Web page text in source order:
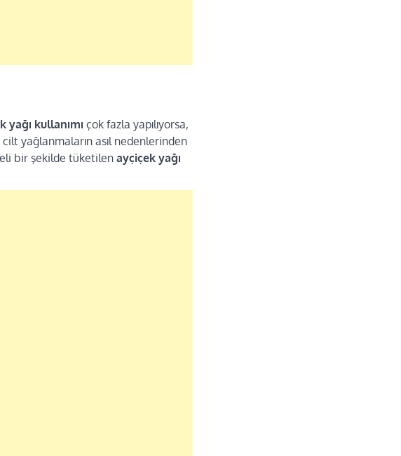
yağı kullanımı çok fazla yapılıyorsa,
yağlanmaların asıl nedenlerinden
bir şekilde tüketilen ayçiçek yağı